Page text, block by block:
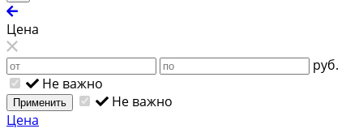
Цена
руб.
Не важно
Применить
Не важно
Цена